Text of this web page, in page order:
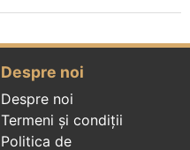
Despre noi
Despre noi
Termeni și condiții
Politica de